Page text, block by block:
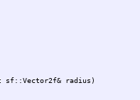
sf::Vector2f& radius)